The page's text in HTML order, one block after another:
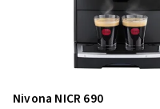
Nivona NICR 690